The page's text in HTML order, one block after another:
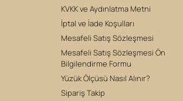
KVKK ve Aydınlatma Metni
İptal ve İade Koşulları
Mesafeli Satış Sözleşmesi
Mesafeli Satış Sözleşmesi Ön
Bilgilendirme Formu
Yüzük Ölçüsü Nasıl Alınır?
Sipariş Takip